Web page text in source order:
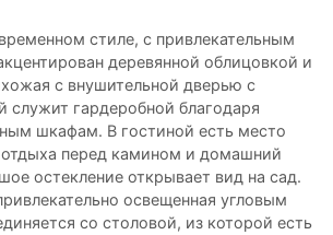
стиле, с привлекательным
деревянной облицовкой и
с внушительной дверью с
служит гардеробной благодаря
шкафам. В гостиной есть место
перед камином и домашний
остекление открывает вид на сад.
освещенная угловым
со столовой, из которой есть